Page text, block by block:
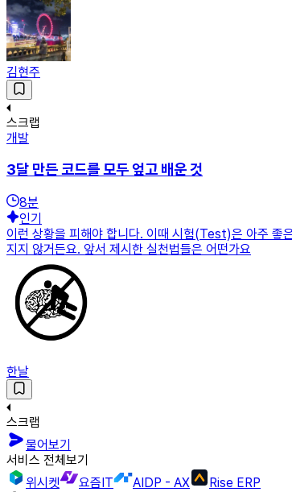
김현주
스크랩
개발
3달 만든 코드를 모두 엎고 배운 것
8분
인기
이런 상황을 피해야 합니다. 이때 시험(Test)은 아주 좋
지지 않거든요. 앞서 제시한 실천법들은 어떤가요
한날
스크랩
물어보기
서비스 전체보기
위시켓
요즘IT AIDP - AX Rise ERP